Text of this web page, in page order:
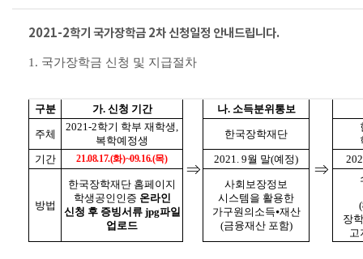
2021-2학기 국가장학금 2차 신청일정 안내드립니다.
1. 국가장학금 신청 및 지급절차
구분 가. 신청 기간
⇒
나. 소득분위통보
⇒
주체
2021-2학기 학부 재학생,
복학예정생
한국장학재단
기간
21.08.17.(화)~09.16.(목) 2021. 9월 말(예정)
방법
한국장학재단 홈페이지
학생공인인증 온라인
신청 후 증빙서류 jpg파일
업로드
사회보장정보
시스템을 활용한
가구원의소득⦁재산
(금융재산 포함)
(
장
고